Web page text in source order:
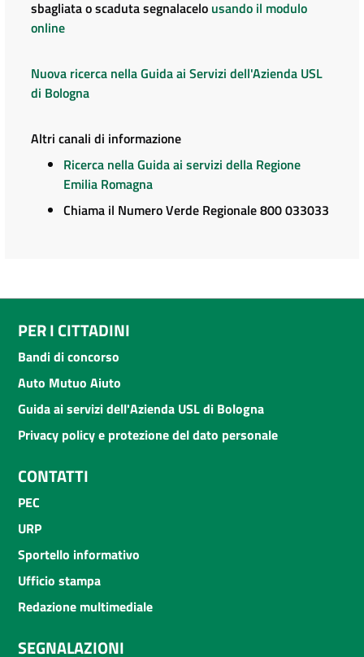
sbagliata o scaduta segnalacelo usando il modulo
online
Nuova ricerca nella Guida ai Servizi dell'Azienda USL
di Bologna
Altri canali di informazione
Ricerca nella Guida ai servizi della Regione
Emilia Romagna
Chiama il Numero Verde Regionale 800 033033
PER I CITTADINI
Bandi di concorso
Auto Mutuo Aiuto
Guida ai servizi dell'Azienda USL di Bologna
Privacy policy e protezione del dato personale
CONTATTI
PEC
URP
Sportello informativo
Ufficio stampa
Redazione multimediale
SEGNALAZIONI